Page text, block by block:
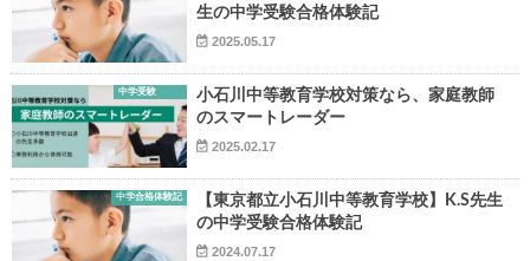
生の中学受験合格体験記
2025.05.17
中学受験
小石川中等教育学校対策なら、家庭教師
のスマートレーダー
2025.02.17
中学合格体験記
【東京都立小石川中等教育学校】K.S先生
の中学受験合格体験記
2024.07.17